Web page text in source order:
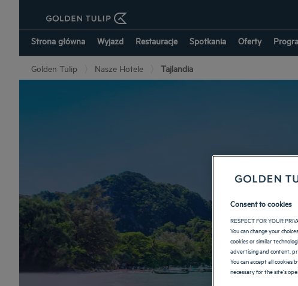
Strona główna Wyjazd Restauracje Spotkania Oferty
Golden Tulip Nasze Hotele Tajlandia
Consent to cookies
RESPECT FOR YOUR
You can change your
cookies or similar
advertising and content,
You can accept all cookies
necessary for the site's